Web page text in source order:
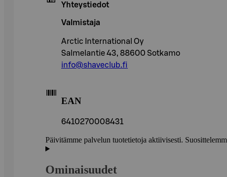
Yhteystiedot
Valmistaja
Arctic International Oy
Salmelantie 43, 88600 Sotkamo
info@shaveclub.fi
EAN
6410270008431
Päivitämme palvelun tuotetietoja aktiivisesti.
Ominaisuudet